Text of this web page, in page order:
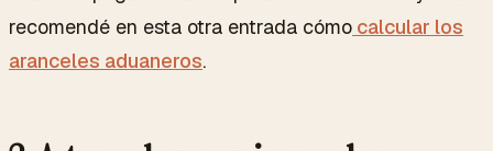
recomendé en esta otra entrada cómo calcular los
aranceles aduaneros.